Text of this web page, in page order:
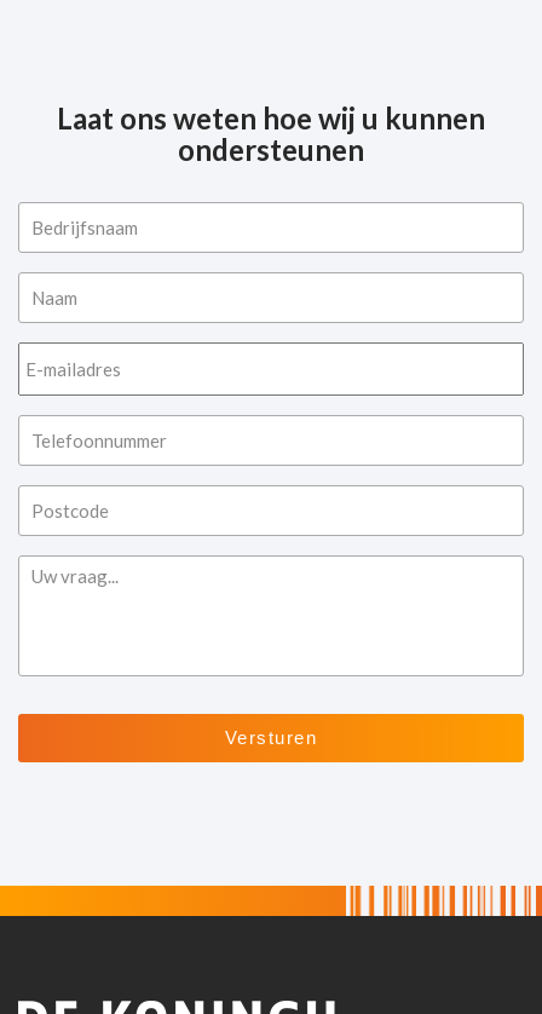
Laat ons weten hoe wij u kunnen
ondersteunen